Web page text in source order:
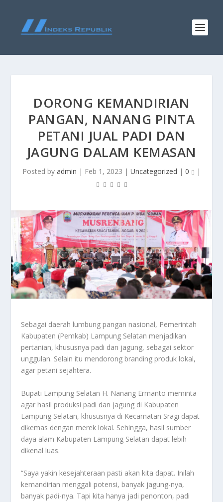
DORONG KEMANDIRIAN
PANGAN, NANANG PINTA
PETANI JUAL PADI DAN
JAGUNG DALAM KEMASAN
Posted by admin | Feb 1, 2023 | Uncategorized | 0 |
Sebagai daerah lumbung pangan nasional, Pemerintah
Kabupaten (Pemkab) Lampung Selatan menjadikan
pertanian, khususnya padi dan jagung, sebagai sektor
unggulan. Selain itu mendorong branding produk lokal,
agar petani sejahtera.
Bupati Lampung Selatan H. Nanang Ermanto meminta
agar hasil produksi padi dan jagung di Kabupaten
Lampung Selatan, khususnya di Kecamatan Sragi dapat
dikemas dengan merek lokal. Sehingga, hasil sumber
daya alam Kabupaten Lampung Selatan dapat lebih
dikenal luas.
“Saya yakin kesejahteraan pasti akan kita dapat. Inilah
kemandirian menggali potensi, banyak jagung-nya,
banyak padi-nya. Tapi kita hanya jadi penonton, padi